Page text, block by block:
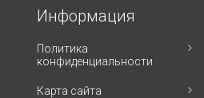
Информация
Политика
конфиденциальности
Карта сайта